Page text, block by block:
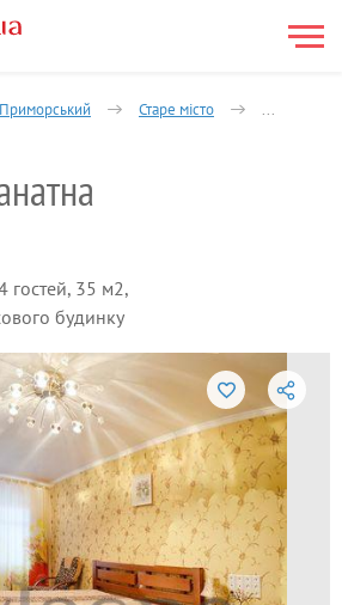
Приморський Старе місто 1-кімнатна
гостей, 35 м2,
будинку